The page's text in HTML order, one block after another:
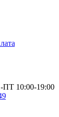
10:00-19:00